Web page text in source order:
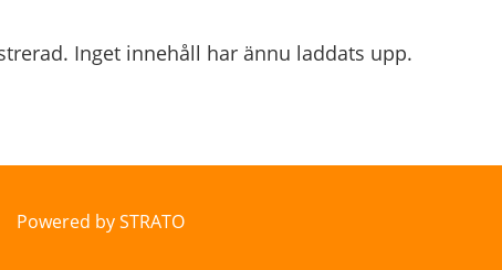
Inget innehåll har ännu laddats upp.
Powered by STRATO